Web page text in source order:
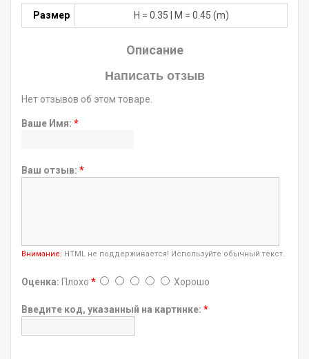
Размер H = 0.35 | M = 0.45 (m)
Описание
Написать отзыв
Нет отзывов об этом товаре.
Ваше Имя: *
Ваш отзыв: *
Внимание: HTML не поддерживается! Используйте обычный текст.
Оценка: Плохо * Хорошо
Введите код, указанный на картинке: *